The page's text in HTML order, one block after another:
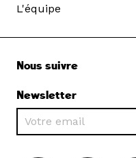
L'équipe
Nous suivre
Newsletter